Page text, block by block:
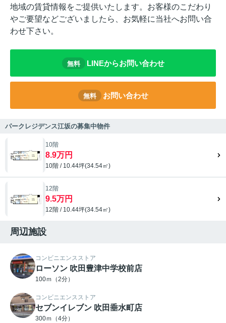
地域の賃貸情報をご提供いたします。お客様のこだわり
やご要望などございましたら、お気軽に当社へお問い合
わせ下さい。
無料 LINEからお問い合わせ
無料 お問い合わせ
パークレジデンス江坂の募集中物件
10階
8.9万円
10階 / 10.44坪(34.54㎡)
12階
9.5万円
12階 / 10.44坪(34.54㎡)
周辺施設
コンビニエンスストア
ローソン 吹田豊津中学校前店
100ｍ（2分）
コンビニエンスストア
セブンイレブン 吹田垂水町店
300ｍ（4分）